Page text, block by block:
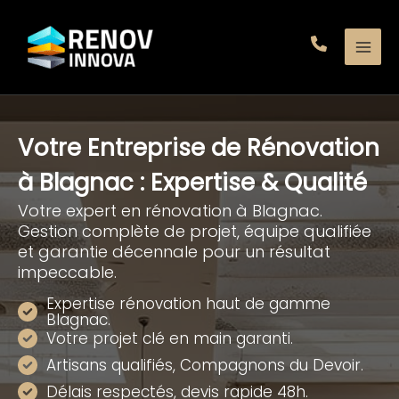
contenu
Votre Entreprise de Rénovation
à Blagnac : Expertise & Qualité
Votre expert en rénovation à Blagnac.
Gestion complète de projet, équipe qualifiée
et garantie décennale pour un résultat
impeccable.
Expertise rénovation haut de gamme
Blagnac.
Votre projet clé en main garanti.
Artisans qualifiés, Compagnons du Devoir.
Délais respectés, devis rapide 48h.